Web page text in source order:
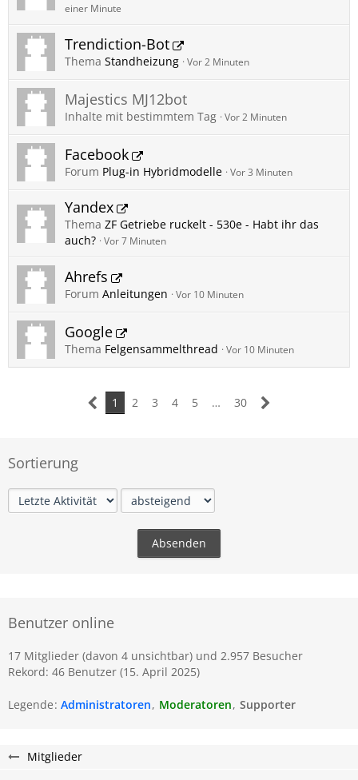
einer Minute
Trendiction-Bot
Thema Standheizung Vor 2 Minuten
Majestics MJ12bot
Inhalte mit bestimmtem Tag Vor 2 Minuten
Facebook
Forum Plug-in Hybridmodelle Vor 3 Minuten
Yandex
Thema ZF Getriebe ruckelt - 530e - Habt ihr das
auch? Vor 7 Minuten
Ahrefs
Forum Anleitungen Vor 10 Minuten
Google
Thema Felgensammelthread Vor 10 Minuten
1 2 3 4 5 … 30
Sortierung
Benutzer online
17 Mitglieder (davon 4 unsichtbar) und 2.957 Besucher
Rekord: 46 Benutzer (15. April 2025)
Legende Administratoren Moderatoren Supporter
Mitglieder